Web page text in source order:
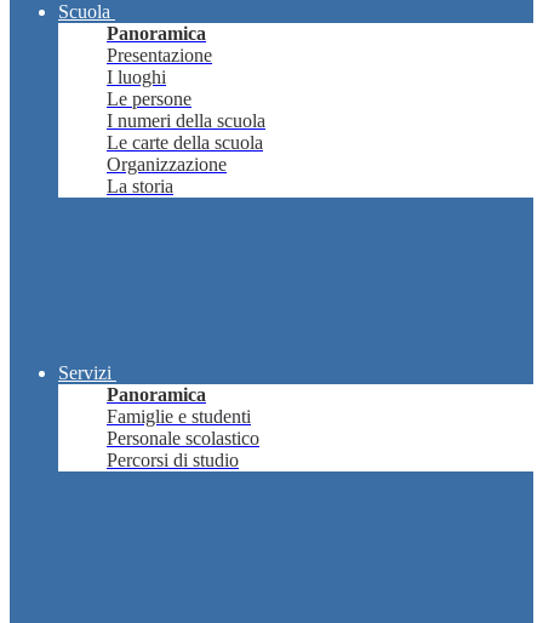
Scuola
Panoramica
Presentazione
I luoghi
Le persone
I numeri della scuola
Le carte della scuola
Organizzazione
La storia
Servizi
Panoramica
Famiglie e studenti
Personale scolastico
Percorsi di studio